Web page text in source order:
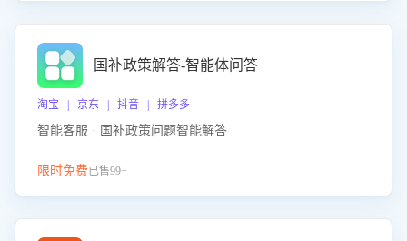
国补政策解答-智能体问答
淘宝 | 京东 | 抖音 | 拼多多
智能客服 · 国补政策问题智能解答
限时免费已售99+